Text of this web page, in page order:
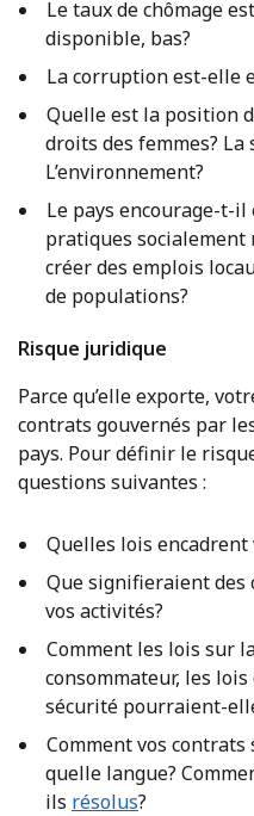
Le taux de chômage
disponible, bas?
La corruption est-elle
Quelle est la position
droits des femmes? La
L’environnement?
Le pays encourage-t-
pratiques socialement
créer des emplois
de populations?
Risque juridique
Parce qu’elle exporte,
contrats gouvernés par
pays. Pour définir le
questions suivantes :
Quelles lois encadrent
Que signifieraient des
vos activités?
Comment les lois sur
consommateur, les
sécurité pourraient-
Comment vos
quelle langue?
ils résolus?